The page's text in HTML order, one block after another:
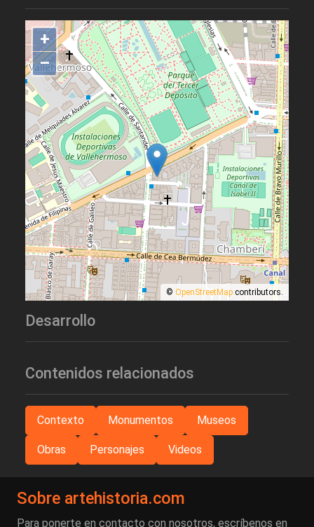
+
–
© OpenStreetMap contributors.
Desarrollo
Contenidos relacionados
Contexto Monumentos Museos
Obras Personajes Videos
Sobre artehistoria.com
Para ponerte en contacto con nosotros, escríbenos en